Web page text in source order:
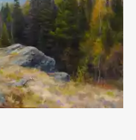
rakovgallery.ru